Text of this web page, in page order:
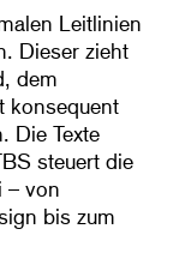
Leitlinien
Dieser zieht
dem
konsequent
Die Texte
steuert die
– von
bis zum